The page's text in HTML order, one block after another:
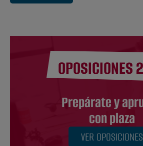
OPOSICIONES
Prepárate y
con plaza
VER OPOSICIONES